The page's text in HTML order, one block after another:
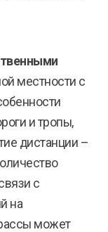
местности с
и тропы,
дистанции –
с
на
может